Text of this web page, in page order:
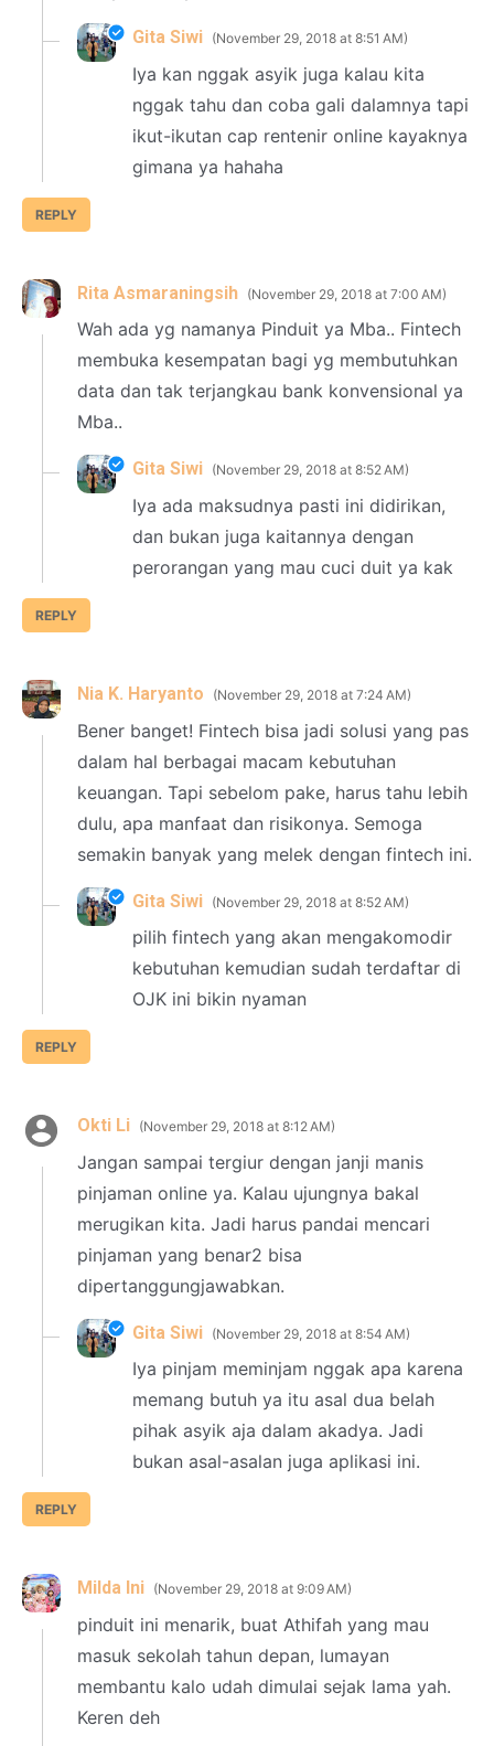
REPLY
Gita Siwi November 29, 2018 at 8:51 AM
Iya kan nggak asyik juga kalau kita
nggak tahu dan coba gali dalamnya tapi
ikut-ikutan cap rentenir online kayaknya
gimana ya hahaha
Rita Asmaraningsih November 29, 2018 at 7:00 AM
Wah ada yg namanya Pinduit ya Mba.. Fintech
membuka kesempatan bagi yg membutuhkan
data dan tak terjangkau bank konvensional ya
Mba..
REPLY
Gita Siwi November 29, 2018 at 8:52 AM
Iya ada maksudnya pasti ini didirikan,
dan bukan juga kaitannya dengan
perorangan yang mau cuci duit ya kak
Nia K. Haryanto November 29, 2018 at 7:24 AM
Bener banget! Fintech bisa jadi solusi yang pas
dalam hal berbagai macam kebutuhan
keuangan. Tapi sebelom pake, harus tahu lebih
dulu, apa manfaat dan risikonya. Semoga
semakin banyak yang melek dengan fintech ini.
REPLY
Gita Siwi November 29, 2018 at 8:52 AM
pilih fintech yang akan mengakomodir
kebutuhan kemudian sudah terdaftar di
OJK ini bikin nyaman
Okti Li November 29, 2018 at 8:12 AM
Jangan sampai tergiur dengan janji manis
pinjaman online ya. Kalau ujungnya bakal
merugikan kita. Jadi harus pandai mencari
pinjaman yang benar2 bisa
dipertanggungjawabkan.
REPLY
Gita Siwi November 29, 2018 at 8:54 AM
Iya pinjam meminjam nggak apa karena
memang butuh ya itu asal dua belah
pihak asyik aja dalam akadya. Jadi
bukan asal-asalan juga aplikasi ini.
Milda Ini November 29, 2018 at 9:09 AM
pinduit ini menarik, buat Athifah yang mau
masuk sekolah tahun depan, lumayan
membantu kalo udah dimulai sejak lama yah.
Keren deh